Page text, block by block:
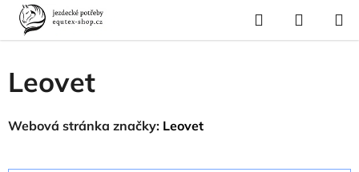
Přejít
obsah
Hledat
KOŠÍK
Domů
Prodávané značky
Leovet
Webová stránka značky: Leovet